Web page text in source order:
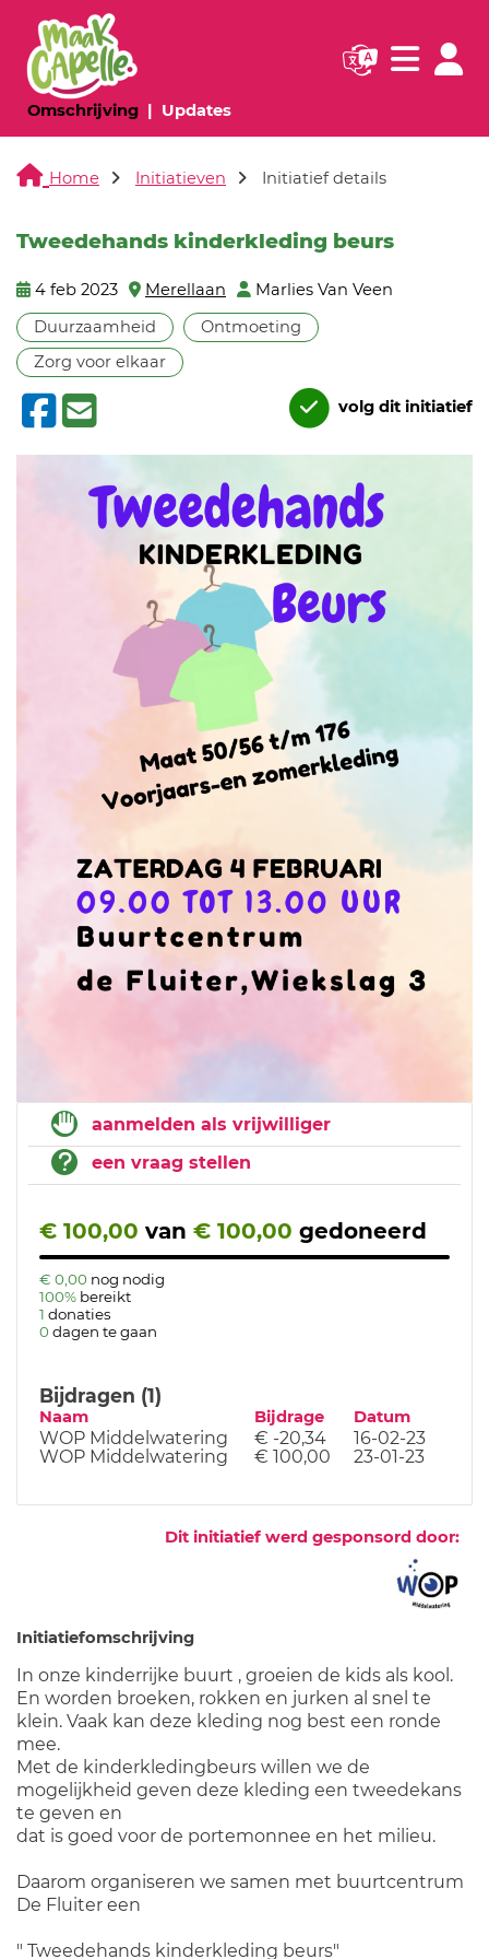
Omschrijving(huidige pagina)
Updates(huidige pagina)
Navigatie
Home Initiatieven Initiatief details
Tweedehands kinderkleding beurs
4 feb 2023 Merellaan
Marlies Van Veen
Duurzaamheid
Ontmoeting
Zorg voor elkaar
volg dit initiatief
aanmelden als vrijwilliger
een vraag stellen
€ 100,00 van € 100,00 gedoneerd
€ 0,00 nog nodig
100% bereikt
1 donaties
0 dagen te gaan
Bijdragen (1)
Naam Bijdrage Datum
WOP Middelwatering € -20,34
16-02-23
WOP Middelwatering
€ 100,00 23-01-23
Dit initiatief werd gesponsord door:
Initiatiefomschrijving
In onze kinderrijke buurt , groeien de kids als kool.
En worden broeken, rokken en jurken al snel te
klein. Vaak kan deze kleding nog best een ronde
mee.
Met de kinderkledingbeurs willen we de
mogelijkheid geven deze kleding een tweedekans
te geven en
dat is goed voor de portemonnee en het milieu.
Daarom organiseren we samen met buurtcentrum
De Fluiter een
" Tweedehands kinderkleding beurs"